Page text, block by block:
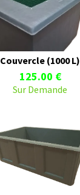
Couvercle (1000 L)
125.00 €
Sur Demande